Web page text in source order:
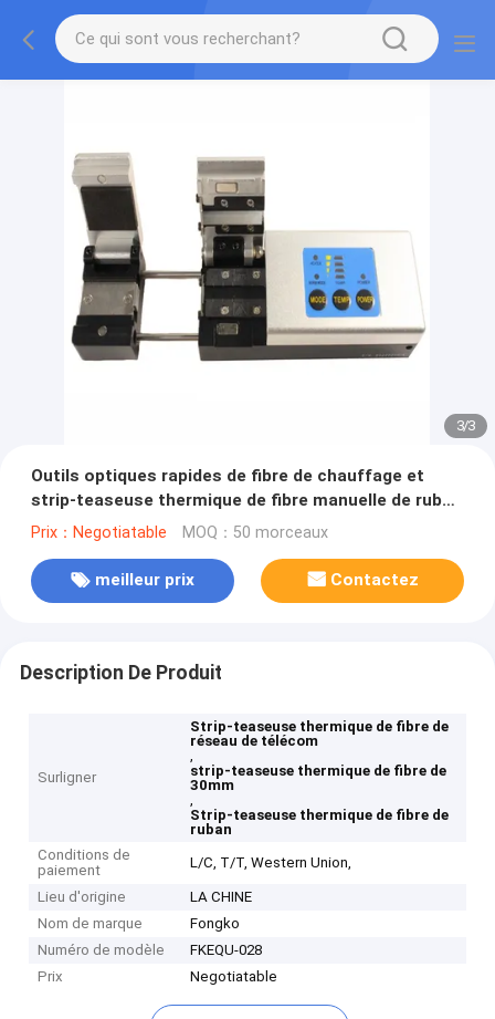
3/3
Outils optiques rapides de fibre de chauffage et
strip-teaseuse thermique de fibre manuelle de ruban
d'équipement
Prix：Negotiatable MOQ：50 morceaux
meilleur prix Contactez
Description De Produit
Surligner
Strip-teaseuse thermique de fibre de
réseau de télécom
,
strip-teaseuse thermique de fibre de
30mm
,
Strip-teaseuse thermique de fibre de
ruban
Conditions de
paiement
L/C, T/T, Western Union,
Lieu d'origine
LA CHINE
Nom de marque
Fongko
Numéro de modèle
FKEQU-028
Prix
Negotiatable